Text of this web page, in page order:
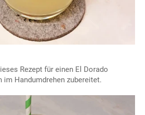
Rezept für einen El Dorado
Handumdrehen zubereitet.